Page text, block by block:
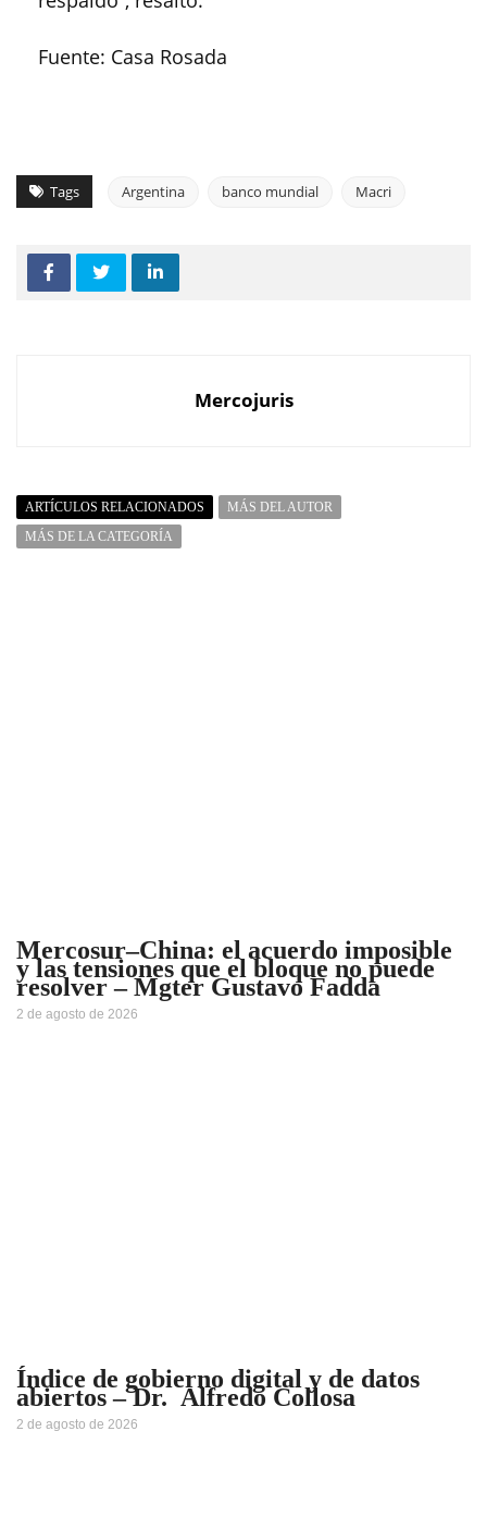
Fuente: Casa Rosada
Tags Argentina banco mundial Macri
Mercojuris
ARTÍCULOS RELACIONADOS
MÁS DEL AUTOR
MÁS DE LA CATEGORÍA
Mercosur–China: el acuerdo imposible
y las tensiones que el bloque no puede
resolver – Mgter Gustavo Fadda
2 de agosto de 2026
Índice de gobierno digital y de datos
abiertos – Dr. Alfredo Collosa
2 de agosto de 2026